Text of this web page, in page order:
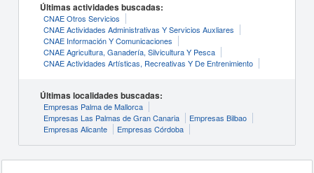
Últimas actividades buscadas:
CNAE Otros Servicios
CNAE Actividades Administrativas Y Servicios Auxliares
CNAE Información Y Comunicaciones
CNAE Agricultura, Ganadería, Silvicultura Y Pesca
CNAE Actividades Artísticas, Recreativas Y De Entrenimiento
Últimas localidades buscadas:
Empresas Palma de Mallorca
Empresas Las Palmas de Gran Canaria
Empresas Bilbao
Empresas Alicante
Empresas Córdoba